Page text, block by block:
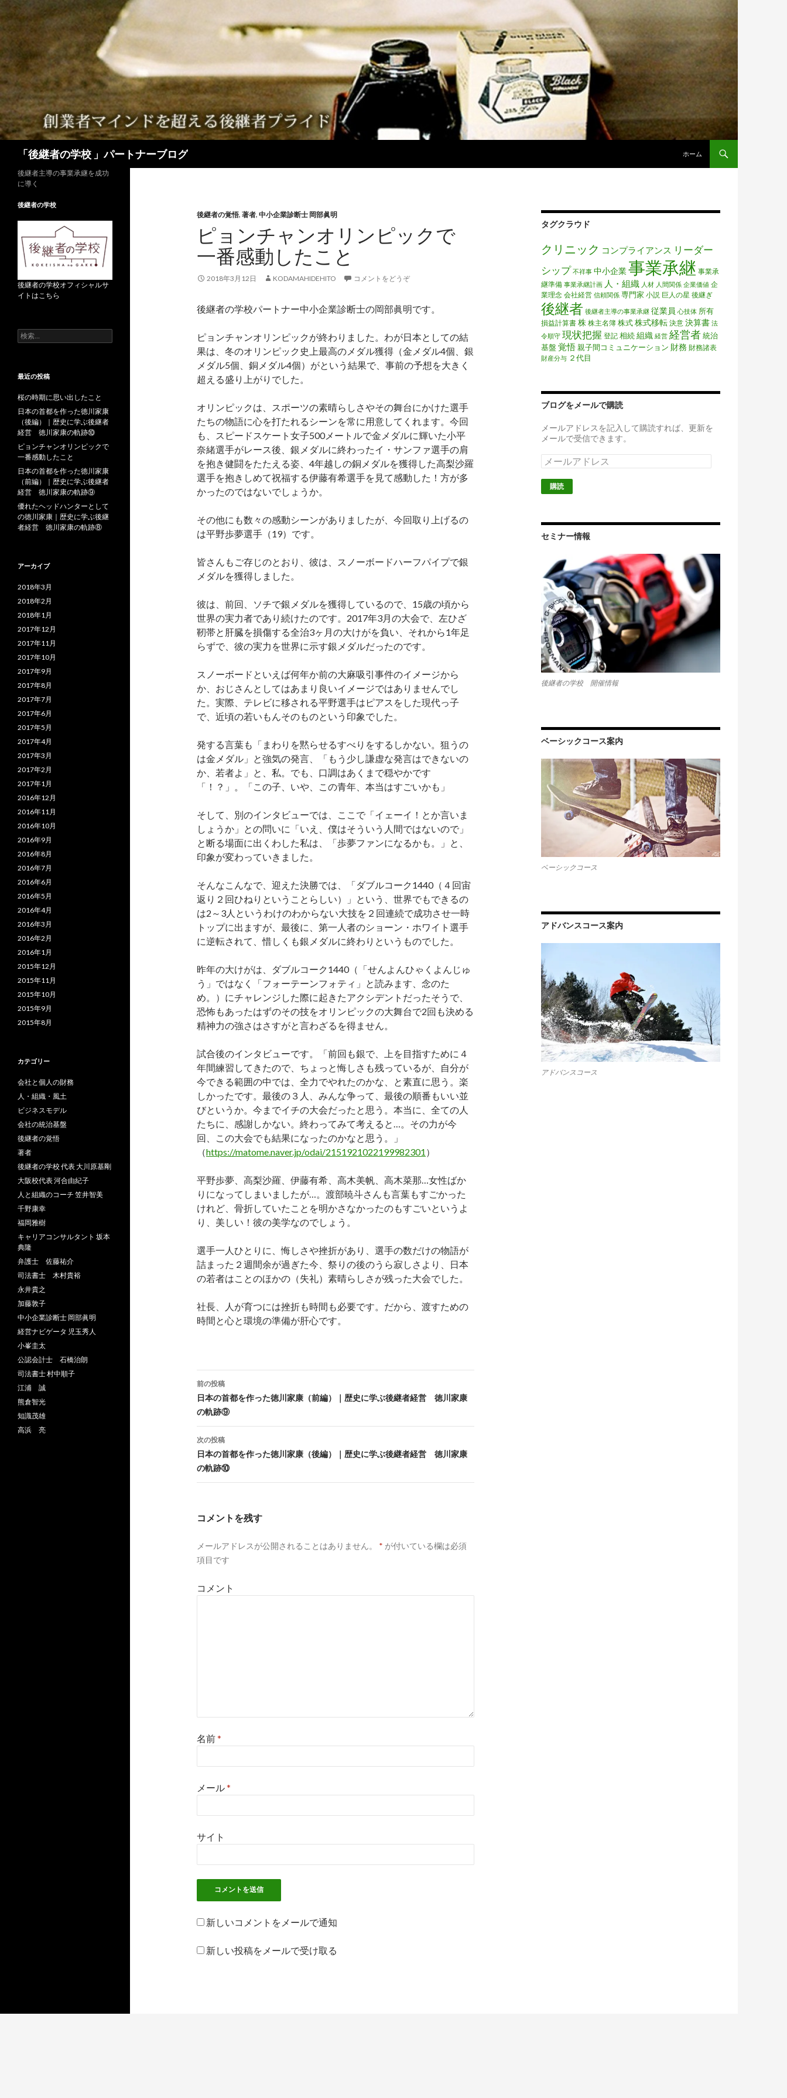
「後継者の学校 」パートナーブログ
ホーム
後継者の覚悟, 著者, 中小企業診断士 岡部眞明
ピョンチャンオリンピックで
一番感動したこと
2018年3月12日 KODAMAHIDEHITO コメントをどうぞ
後継者の学校パートナー中小企業診断士の岡部眞明です。
ピョンチャンオリンピックが終わりました。わが日本としての結
果は、冬のオリンピック史上最高のメダル獲得（金メダル4個、銀
メダル5個、銅メダル4個）がという結果で、事前の予想を大きく
超える盛り上がりでした。
オリンピックは、スポーツの素晴らしさやその舞台にかけた選手
たちの物語に心を打たれるシーンを常に用意してくれます。今回
も、スピードスケート女子500メートルで金メダルに輝いた小平
奈緒選手がレース後、銀メダルに終わったイ・サンファ選手の肩
を抱き健闘をたたえる姿、4年越しの銅メダルを獲得した高梨沙羅
選手を抱きしめて祝福する伊藤有希選手を見て感動した！方が多
かったのではないでしょうか。
その他にも数々の感動シーンがありましたが、今回取り上げるの
は平野歩夢選手（19）です。
皆さんもご存じのとおり、彼は、スノーボードハーフパイプで銀
メダルを獲得しました。
彼は、前回、ソチで銀メダルを獲得しているので、15歳の頃から
世界の実力者であり続けたのです。2017年3月の大会で、左ひざ
靭帯と肝臓を損傷する全治3ヶ月の大けがを負い、それから1年足
らずで、彼の実力を世界に示す銀メダルだったのです。
スノーボードといえば何年か前の大麻吸引事件のイメージから
か、おじさんとしてはあまり良いイメージではありませんでし
た。実際、テレビに移される平野選手はピアスをした現代っ子
で、近頃の若いもんそのものという印象でした。
発する言葉も「まわりを黙らせるすべりをするしかない。狙うの
は金メダル」と強気の発言、「もう少し謙虚な発言はできないの
か、若者よ」と、私。でも、口調はあくまで穏やかです
「！？」。「この子、いや、この青年、本当はすごいかも」
そして、別のインタビューでは、ここで「イェーイ！とか言いま
しょうか」との問いに「いえ、僕はそういう人間ではないので」
と断る場面に出くわした私は、「歩夢ファンになるかも。」と、
印象が変わっていきました。
そんなこんなで、迎えた決勝では、「ダブルコーク1440（４回宙
返り２回ひねりということらしい）」という、世界でもできるの
は2～3人というわけのわからない大技を２回連続で成功させ一時
トップに出ますが、最後に、第一人者のショーン・ホワイト選手
に逆転されて、惜しくも銀メダルに終わりというものでした。
昨年の大けがは、ダブルコーク1440（「せんよんひゃくよんじゅ
う」ではなく「フォーテーンフォティ」と読みます、念のた
め。）にチャレンジした際に起きたアクシデントだったそうで、
恐怖もあったはずのその技をオリンピックの大舞台で2回も決める
精神力の強さはさすがと言わざるを得ません。
試合後のインタビューです。「前回も銀で、上を目指すために４
年間練習してきたので、ちょっと悔しさも残っているが、自分が
今できる範囲の中では、全力でやれたのかな、と素直に思う。楽
しかったです。最後の３人、みんな争って、最後の順番もいい並
びというか。今までイチの大会だったと思う。本当に、全ての人
たちに、感謝しかない。終わってみて考えると…。その力が今
回、この大会でも結果になったのかなと思う。」
（https://matome.naver.jp/odai/2151921022199982301 ）
平野歩夢、高梨沙羅、伊藤有希、高木美帆、高木菜那…女性ばか
りになってしまいましたが…。渡部暁斗さんも言葉もすごかった
けれど、骨折していたことを明かさなかったのもすごいというよ
り、美しい！彼の美学なのでしょう。
選手一人ひとりに、悔しさや挫折があり、選手の数だけの物語が
詰まった２週間余が過ぎた今、祭りの後のうら寂しさより、日本
の若者はことのほかの（失礼）素晴らしさが残った大会でした。
社長、人が育つには挫折も時間も必要です。だから、渡すための
時間と心と環境の準備が肝心です。
投
稿
ナ
ビ
ゲ
シ
ョ
ン
前の投稿
日本の首都を作った徳川家康（前編）｜歴史に学ぶ後継者経営 徳川家康
の軌跡⑨
次の投稿
日本の首都を作った徳川家康（後編）｜歴史に学ぶ後継者経営 徳川家康
の軌跡⑩
コメントを残す
メールアドレスが公開されることはありません。 * が付いている欄は必須
項目です
コメント
名前*
メール*
サイト
新しいコメントをメールで通知
新しい投稿をメールで受け取る
タグクラウド
クリニック コンプライアンス リーダー
シップ 不祥事 中小企業事業承継 事業承
継準備 事業承継計画 人・組織 人材 人間関係 企業価値 企
業理念 会社経営 信頼関係 専門家 小説 巨人の星 後継ぎ
後継者 後継者主導の事業承継 従業員 心技体 所有
損益計算書 株 株主名簿 株式株式移転 決意 決算書 法
令順守 現状把握 登記 相続組織 経営 経営者統治
基盤覚悟親子間コミュニケーション 財務 財務諸表
財産分与 ２代目
ブログをメールで購読
メールアドレスを記入して購読すれば、更新を
メールで受信できます。
メ
ー
ル
ア
ス
セミナー情報
後継者の学校 開催情報
ベーシックコース案内
ベーシックコース
アドバンスコース案内
アドバンスコース
後継者主導の事業承継を成功
に導く
後継者の学校
後継者の学校オフィシャルサ
イトはこちら
検
索
最近の投稿
桜の時期に思い出したこと
日本の首都を作った徳川家康
（後編）｜歴史に学ぶ後継者
経営 徳川家康の軌跡⑩
ピョンチャンオリンピックで
一番感動したこと
日本の首都を作った徳川家康
（前編）｜歴史に学ぶ後継者
経営 徳川家康の軌跡⑨
優れたヘッドハンターとして
の徳川家康｜歴史に学ぶ後継
者経営 徳川家康の軌跡⑧
アーカイブ
2018年3月
2018年2月
2018年1月
2017年12月
2017年11月
2017年10月
2017年9月
2017年8月
2017年7月
2017年6月
2017年5月
2017年4月
2017年3月
2017年2月
2017年1月
2016年12月
2016年11月
2016年10月
2016年9月
2016年8月
2016年7月
2016年6月
2016年5月
2016年4月
2016年3月
2016年2月
2016年1月
2015年12月
2015年11月
2015年10月
2015年9月
2015年8月
カテゴリー
会社と個人の財務
人・組織・風土
ビジネスモデル
会社の統治基盤
後継者の覚悟
著者
後継者の学校 代表 大川原基剛
大阪校代表 河合由紀子
人と組織のコーチ 笠井智美
千野康幸
福岡雅樹
キャリアコンサルタント 坂本
典隆
弁護士 佐藤祐介
司法書士 木村貴裕
永井貴之
加藤敦子
中小企業診断士 岡部眞明
経営ナビゲータ 児玉秀人
小峯圭太
公認会計士 石橋治朗
司法書士 村中順子
江浦 誠
熊倉智光
知識茂雄
高浜 亮